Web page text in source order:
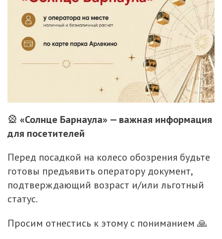
🎡 «Солнце Барнаула» — важная информация
для посетителей
Перед посадкой на колесо обозрения будьте
готовы предъявить оператору документ,
подтверждающий возраст и/или льготный
статус.
Просим отнестись к этому с пониманием 🙏